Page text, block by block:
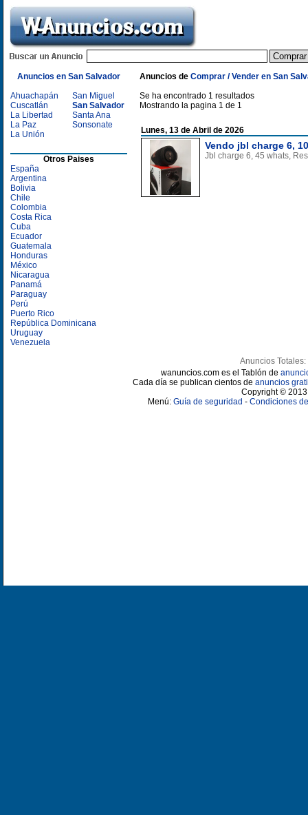
Anuncios en San Salvador
Ahuachapán
Cuscatlán
La Libertad
La Paz
La Unión
San Miguel
San Salvador
Santa Ana
Sonsonate
Otros Paises
España
Argentina
Bolivia
Chile
Colombia
Costa Rica
Cuba
Ecuador
Guatemala
Honduras
México
Nicaragua
Panamá
Paraguay
Perú
Puerto Rico
República Dominicana
Uruguay
Venezuela
Anuncios de Comprar / Vender en San
Se ha encontrado 1 resultados
Mostrando la pagina 1 de 1
Lunes, 13 de Abril de 2026
Vendo jbl charge 6,
Jbl charge 6, 45 whats,
Anuncios Totales:
wanuncios.com es el Tablón de
Cada día se publican cientos de anuncios
Copyright ©
Menú: Guía de seguridad - Condiciones